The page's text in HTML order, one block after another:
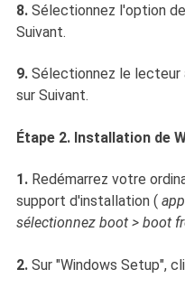
8.Sélectionnez l'option
Suivant.
9.Sélectionnez le lecteur
sur Suivant.
Étape 2. Installation de
1.Redémarrez votre
support d'installation (
sélectionnez boot > boot
2. Sur "Windows Setup",